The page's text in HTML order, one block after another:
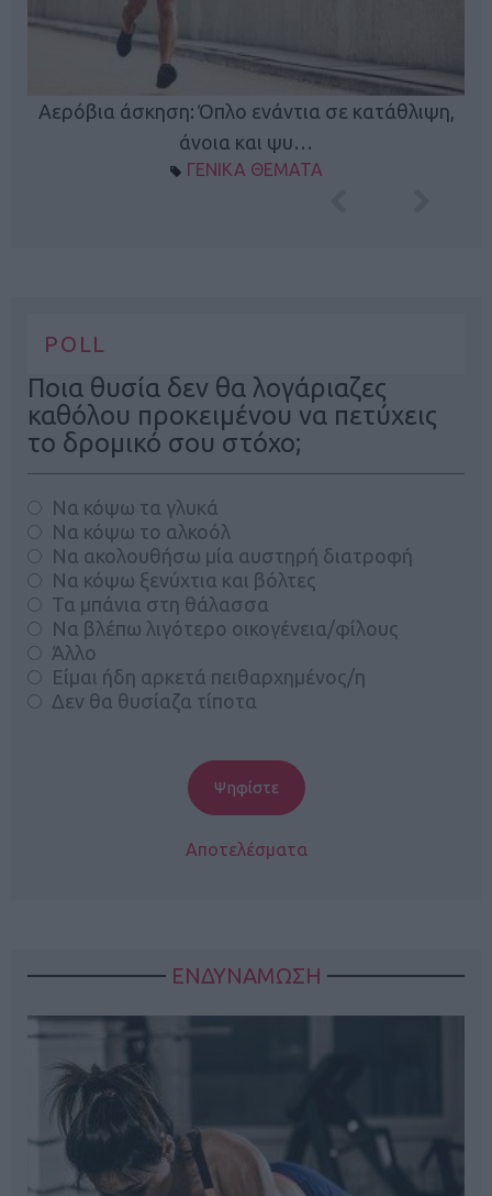
Αερόβια άσκηση: Όπλο ενάντια σε κατάθλιψη,
άνοια και ψυ…
ΓΕΝΙΚΑ ΘΕΜΑΤΑ
POLL
Ποια θυσία δεν θα λογάριαζες
καθόλου προκειμένου να πετύχεις
το δρομικό σου στόχο;
Να κόψω τα γλυκά
Να κόψω το αλκοόλ
Να ακολουθήσω μία αυστηρή διατροφή
Να κόψω ξενύχτια και βόλτες
Τα μπάνια στη θάλασσα
Να βλέπω λιγότερο οικογένεια/φίλους
Άλλο
Είμαι ήδη αρκετά πειθαρχημένος/η
Δεν θα θυσίαζα τίποτα
Αποτελέσματα
ΕΝΔΥΝΑΜΩΣΗ